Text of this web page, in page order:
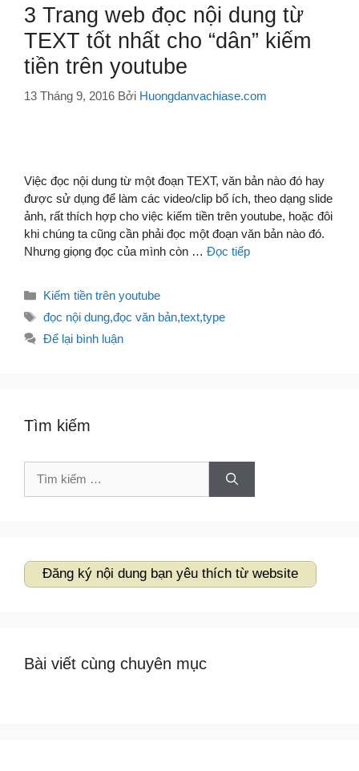
3 Trang web đọc nội dung từ
TEXT tốt nhất cho “dân” kiếm
tiền trên youtube
13 Tháng 9, 2016 Bởi Huongdanvachiase.com
Việc đọc nội dung từ một đoạn TEXT, văn bản nào đó hay
được sử dụng để làm các video/clip bổ ích, theo dạng slide
ảnh, rất thích hợp cho việc kiếm tiền trên youtube, hoặc đôi
khi chúng ta cũng cần phải đọc một đoạn văn bản nào đó.
Nhưng giọng đọc của mình còn … Đọc tiếp
Danh
mục
Kiếm tiền trên youtube
Thẻ
đọc nội dung,đọc văn bản,text,type
Để lại bình luận
Tìm kiếm
Tìm
Đăng ký nội dung bạn yêu thích từ website
Bài viết cùng chuyên mục